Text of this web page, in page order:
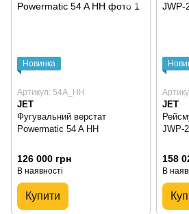
Новинка
Артикул: 54A_HH
JET
Фугувальний верстат
Powermatic 54 A HH
126 000 грн
В наявності
Купити
JET
JWP-
158
В